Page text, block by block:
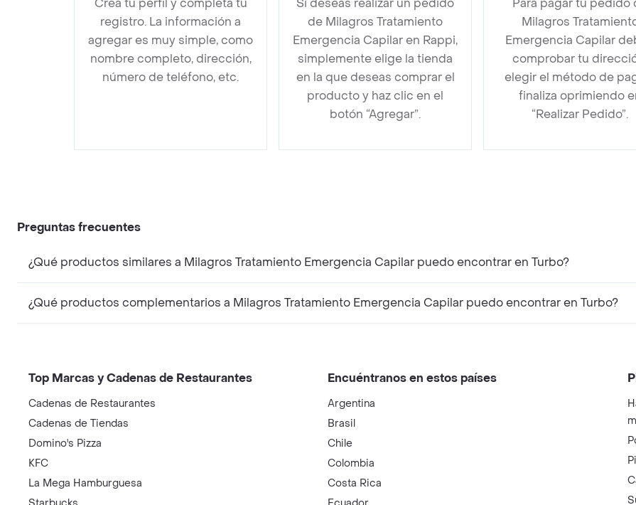
registro. La información a
agregar es muy simple, como
nombre completo, dirección,
número de teléfono, etc.
de Milagros Tratamiento
Emergencia Capilar en Rappi,
simplemente elige la tienda
en la que deseas comprar el
producto y haz clic en el
botón “Agregar”.
Milagros
Emergencia Capilar
comprobar tu
elegir el método de
finaliza oprimiendo
“Realizar Pedido”.
Preguntas frecuentes
¿Qué productos similares a Milagros Tratamiento Emergencia Capilar puedo encontrar en Turbo?
¿Qué productos complementarios a Milagros Tratamiento Emergencia Capilar puedo encontrar en Turbo?
Top Marcas y Cadenas de Restaurantes
Cadenas de Restaurantes
Cadenas de Tiendas
Domino's Pizza
KFC
La Mega Hamburguesa
Encuéntranos en estos países
Argentina
Brasil
Chile
Colombia
Costa Rica